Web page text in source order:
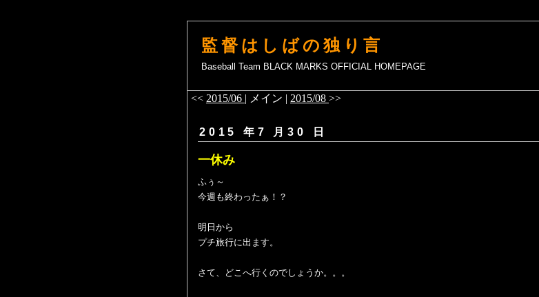
監督はしばの独り言
Baseball Team BLACK MARKS OFFICIAL HOMEPAGE
<< 2015/06 | メイン | 2015/08 >>
2015 年7 月30 日
一休み
ふぅ～
今週も終わったぁ！？
明日から
プチ旅行に出ます。
さて、どこへ行くのでしょうか。。。